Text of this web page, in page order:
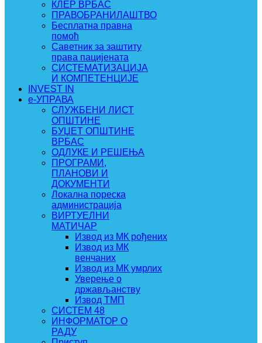
КЛЕР ВРБАС
ПРАВОБРАНИЛАШТВО
Бесплатна правна
помоћ
Саветник за заштиту
права пацијената
СИСТЕМАТИЗАЦИЈА
И КОМПЕТЕНЦИЈЕ
INVEST IN
e-УПРАВА
СЛУЖБЕНИ ЛИСТ
ОПШТИНЕ
БУЏЕТ ОПШТИНЕ
ВРБАС
ОДЛУКЕ И РЕШЕЊА
ПРОГРАМИ,
ПЛАНОВИ И
ДОКУМЕНТИ
Локална пореска
администрација
ВИРТУЕЛНИ
МАТИЧАР
Извод из МК рођених
Извод из МК
венчаних
Извод из МК умрлих
Уверење о
држављанству
Извод ТМП
СИСТЕМ 48
ИНФОРМАТОР О
РАДУ